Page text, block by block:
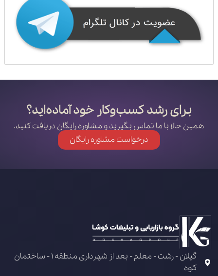
برای رشد کسب‌وکار خود آماده‌اید؟
همین حالا با ما تماس بگیرید و مشاوره رایگان دریافت کنید.
درخواست مشاوره رایگان
گیلان - رشت - معلم - بعد از شهرداری منطقه 1 - ساختمان
کاوه